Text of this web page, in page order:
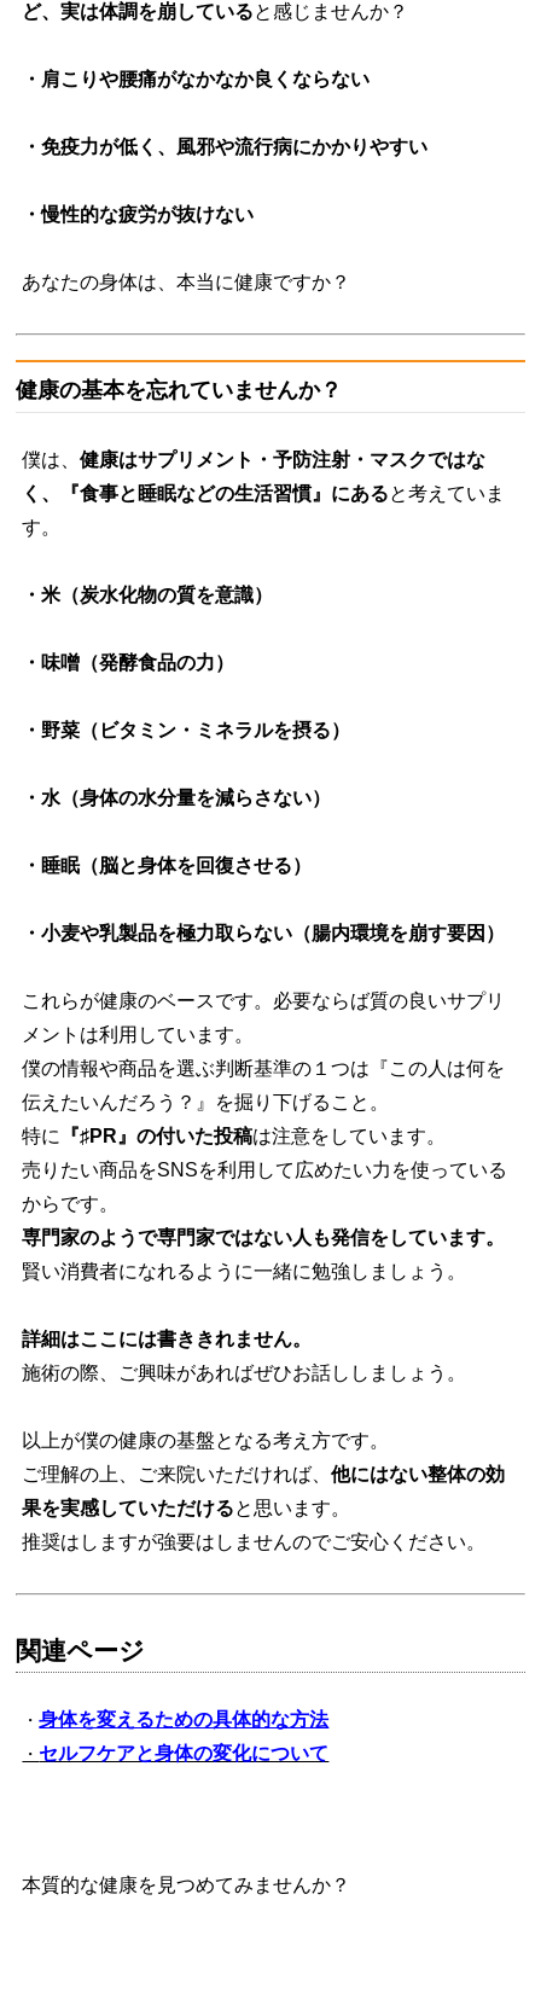
ど、実は体調を崩していると感じませんか？
・肩こりや腰痛がなかなか良くならない
・免疫力が低く、風邪や流行病にかかりやすい
・慢性的な疲労が抜けない
あなたの身体は、本当に健康ですか？
健康の基本を忘れていませんか？
僕は、健康はサプリメント・予防注射・マスクではな
く、『食事と睡眠などの生活習慣』にあると考えていま
す。
・米（炭水化物の質を意識）
・味噌（発酵食品の力）
・野菜（ビタミン・ミネラルを摂る）
・水（身体の水分量を減らさない）
・睡眠（脳と身体を回復させる）
・小麦や乳製品を極力取らない（腸内環境を崩す要因）
これらが健康のベースです。必要ならば質の良いサプリ
メントは利用しています。
僕の情報や商品を選ぶ判断基準の１つは『この人は何を
伝えたいんだろう？』を掘り下げること。
特に
『♯PR』の付いた投稿は注意をしています。
売りたい商品をSNSを利用して広めたい力を使っている
からです。
専門家のようで専門家ではない人も発信をしています。
賢い消費者になれるように一緒に勉強しましょう。
詳細はここには書ききれません。
施術の際、ご興味があればぜひお話ししましょう。
以上が僕の健康の基盤となる考え方です。
ご理解の上、ご来院いただければ、他にはない整体の効
果を実感していただけると思います。
推奨はしますが強要はしませんのでご安心ください。
関連ページ
・身体を変えるための具体的な方法
・ セルフケアと身体の変化について
本質的な健康を見つめてみませんか？